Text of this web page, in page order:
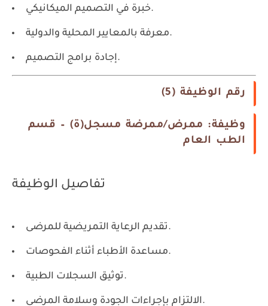
خبرة في التصميم الميكانيكي.
معرفة بالمعايير المحلية والدولية.
إجادة برامج التصميم.
رقم الوظيفة (5)
وظيفة: ممرض/ممرضة مسجل(ة) – قسم
الطب العام
تفاصيل الوظيفة
تقديم الرعاية التمريضية للمرضى.
مساعدة الأطباء أثناء الفحوصات.
توثيق السجلات الطبية.
الالتزام بإجراءات الجودة وسلامة المرضى.